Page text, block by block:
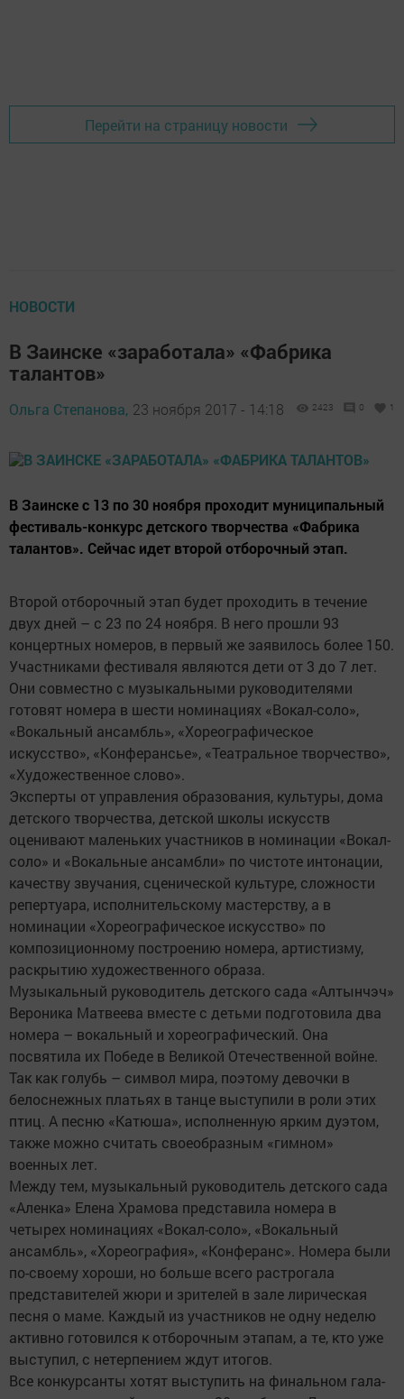
Перейти на страницу новости
НОВОСТИ
В Заинске «заработала» «Фабрика
талантов»
Ольга Степанова, 23 ноября 2017 - 14:18 2423 0 1
В Заинске с 13 по 30 ноября проходит муниципальный
фестиваль-конкурс детского творчества «Фабрика
талантов». Сейчас идет второй отборочный этап.
Второй отборочный этап будет проходить в течение
двух дней – с 23 по 24 ноября. В него прошли 93
концертных номеров, в первый же заявилось более 150.
Участниками фестиваля являются дети от 3 до 7 лет.
Они совместно с музыкальными руководителями
готовят номера в шести номинациях «Вокал-соло»,
«Вокальный ансамбль», «Хореографическое
искусство», «Конферансье», «Театральное творчество»,
«Художественное слово».
Эксперты от управления образования, культуры, дома
детского творчества, детской школы искусств
оценивают маленьких участников в номинации «Вокал-
соло» и «Вокальные ансамбли» по чистоте интонации,
качеству звучания, сценической культуре, сложности
репертуара, исполнительскому мастерству, а в
номинации «Хореографическое искусство» по
композиционному построению номера, артистизму,
раскрытию художественного образа.
Музыкальный руководитель детского сада «Алтынчэч»
Вероника Матвеева вместе с детьми подготовила два
номера – вокальный и хореографический. Она
посвятила их Победе в Великой Отечественной войне.
Так как голубь – символ мира, поэтому девочки в
белоснежных платьях в танце выступили в роли этих
птиц. А песню «Катюша», исполненную ярким дуэтом,
также можно считать своеобразным «гимном»
военных лет.
Между тем, музыкальный руководитель детского сада
«Аленка» Елена Храмова представила номера в
четырех номинациях «Вокал-соло», «Вокальный
ансамбль», «Хореография», «Конферанс». Номера были
по-своему хороши, но больше всего растрогала
представителей жюри и зрителей в зале лирическая
песня о маме. Каждый из участников не одну неделю
активно готовился к отборочным этапам, а те, кто уже
выступил, с нетерпением ждут итогов.
Все конкурсанты хотят выступить на финальном гала-